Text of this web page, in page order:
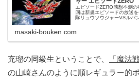
エピソードZERO感想不測
回は新規エピソードの放送
隊リュウソウジャーVSルパ
ソードZERO』を放送！不
いますが、...
masaki-bouken.com
充瑠の同級生ということで、
「魔法
の山崎さんのように順レギュラー的